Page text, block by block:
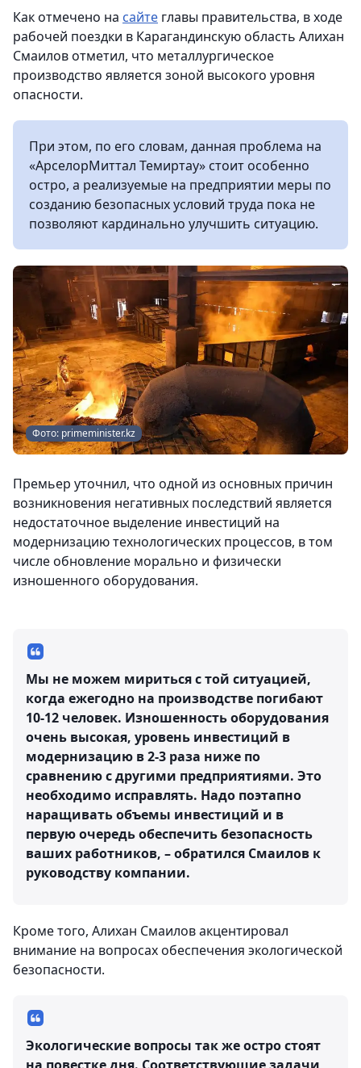
Как отмечено на сайте главы правительства, в ходе
рабочей поездки в Карагандинскую область Алихан
Смаилов отметил, что металлургическое
производство является зоной высокого уровня
опасности.
При этом, по его словам, данная проблема на
«АрселорМиттал Темиртау» стоит особенно
остро, а реализуемые на предприятии меры по
созданию безопасных условий труда пока не
позволяют кардинально улучшить ситуацию.
Фото: primeminister.kz
Премьер уточнил, что одной из основных причин
возникновения негативных последствий является
недостаточное выделение инвестиций на
модернизацию технологических процессов, в том
числе обновление морально и физически
изношенного оборудования.
Мы не можем мириться с той ситуацией,
когда ежегодно на производстве погибают
10-12 человек. Изношенность оборудования
очень высокая, уровень инвестиций в
модернизацию в 2-3 раза ниже по
сравнению с другими предприятиями. Это
необходимо исправлять. Надо поэтапно
наращивать объемы инвестиций и в
первую очередь обеспечить безопасность
ваших работников, – обратился Смаилов к
руководству компании.
Кроме того, Алихан Смаилов акцентировал
внимание на вопросах обеспечения экологической
безопасности.
Экологические вопросы так же остро стоят